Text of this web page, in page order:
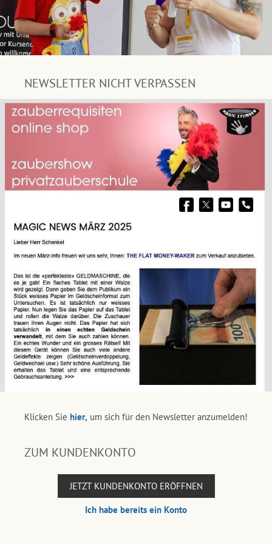
NEWSLETTER NICHT VERPASSEN
Klicken Sie hier, um sich für den Newsletter anzumelden!
ZUM KUNDENKONTO
JETZT KUNDENKONTO ERÖFFNEN
Ich habe bereits ein Konto